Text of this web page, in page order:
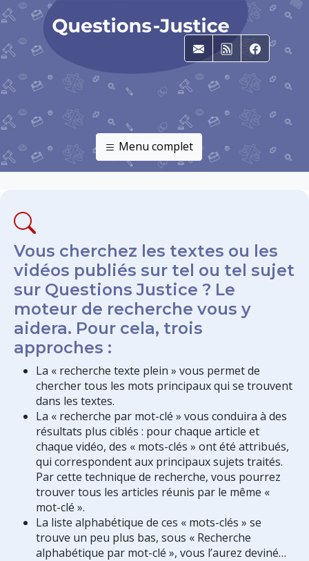
E-mailRSS
Menu complet
Vous cherchez les textes ou les
vidéos publiés sur tel ou tel sujet
sur Questions Justice ? Le
moteur de recherche vous y
aidera. Pour cela, trois
approches :
La « recherche texte plein » vous permet de
chercher tous les mots principaux qui se trouvent
dans les textes.
La « recherche par mot-clé » vous conduira à des
résultats plus ciblés : pour chaque article et
chaque vidéo, des « mots-clés » ont été attribués,
qui correspondent aux principaux sujets traités.
Par cette technique de recherche, vous pourrez
trouver tous les articles réunis par le même «
mot-clé ».
La liste alphabétique de ces « mots-clés » se
trouve un peu plus bas, sous « Recherche
alphabétique par mot-clé », vous l’aurez deviné…